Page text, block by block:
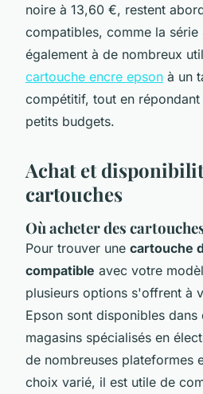
noire à 13,60 €, restent
compatibles, comme la
également à de nombreux
cartouche encre epson à un
compétitif, tout en
petits budgets.
Achat et
cartouches
Où acheter des
Pour trouver une cartouche
compatible avec votre
plusieurs options s'offrent à
Epson sont disponibles dans
magasins spécialisés en
de nombreuses plateformes
choix varié, il est utile de